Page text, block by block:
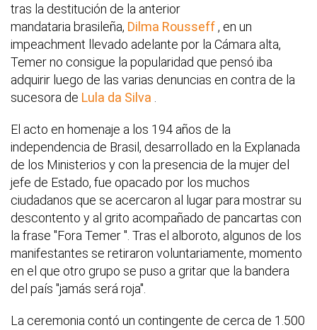
tras la destitución de la anterior
mandataria brasileña, Dilma Rousseff, en un
impeachment llevado adelante por la Cámara alta,
Temer no consigue la popularidad que pensó iba
adquirir luego de las varias denuncias en contra de la
sucesora de Lula da Silva .
El acto en homenaje a los 194 años de la
independencia de Brasil, desarrollado en la Explanada
de los Ministerios y con la presencia de la mujer del
jefe de Estado, fue opacado por los muchos
ciudadanos que se acercaron al lugar para mostrar su
descontento y al grito acompañado de pancartas con
la frase "Fora Temer ". Tras el alboroto, algunos de los
manifestantes se retiraron voluntariamente, momento
en el que otro grupo se puso a gritar que la bandera
del país "jamás será roja".
La ceremonia contó un contingente de cerca de 1.500